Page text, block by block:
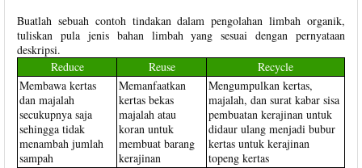
Buatlah sebuah contoh tindakan dalam pengolahan limbah organik,
tuliskan pula jenis bahan limbah yang sesuai dengan pernyataan
deskripsi.
Reduce
Reuse
Recycle
Membawa kertas
dan majalah
secukupnya saja
sehingga tidak
menambah jumlah
sampah
Memanfaatkan
kertas bekas
majalah atau
koran untuk
membuat barang
kerajinan
Mengumpulkan kertas,
majalah, dan surat kabar sisa
pembuatan kerajinan untuk
didaur ulang menjadi bubur
kertas untuk kerajinan
topeng kertas